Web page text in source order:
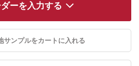
ーを入力する
サンプルをカートに入れる